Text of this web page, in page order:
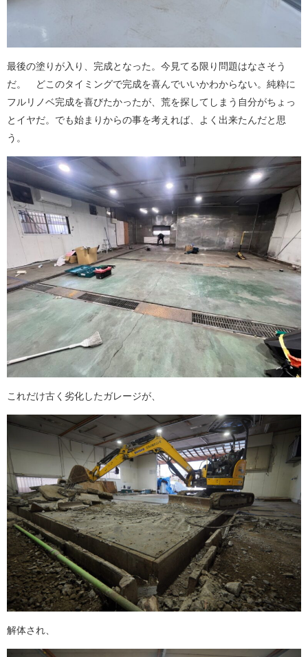
最後の塗りが入り、完成となった。今見てる限り問題はなさそう
だ。 どこのタイミングで完成を喜んでいいかわからない。純粋に
フルリノベ完成を喜びたかったが、荒を探してしまう自分がちょっ
とイヤだ。でも始まりからの事を考えれば、よく出来たんだと思
う。
これだけ古く劣化したガレージが、
解体され、